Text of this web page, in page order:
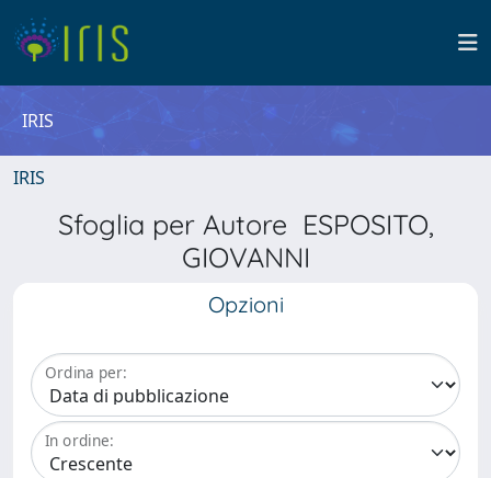
IRIS
IRIS
Sfoglia per Autore ESPOSITO,
GIOVANNI
Opzioni
Ordina per:
In ordine: